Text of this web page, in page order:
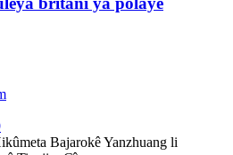
Bajarokê Yanzhuang li